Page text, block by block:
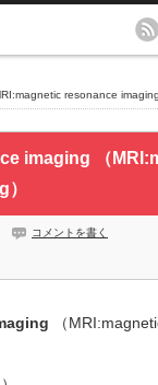
resonance imaging
imaging （
コメントを書く
（